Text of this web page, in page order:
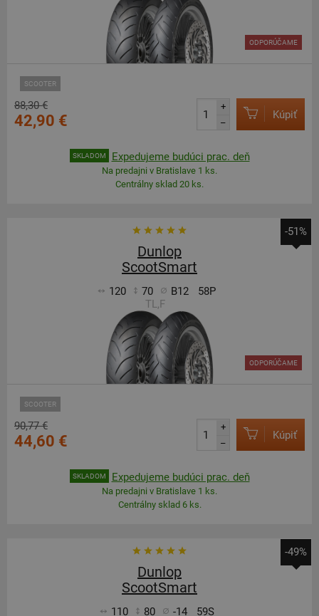
SCOOTER
ODPORÚČAME
88,30 €
42,90 €
+
–
Kúpiť
SKLADOM Expedujeme budúci prac. deň
Na predajni v Bratislave 1 ks.
Centrálny sklad 20 ks.
-51%
Dunlop
ScootSmart
120 70 B12
58P
TL,F
SCOOTER
ODPORÚČAME
90,77 €
44,60 €
+
–
Kúpiť
SKLADOM Expedujeme budúci prac. deň
Na predajni v Bratislave 1 ks.
Centrálny sklad 6 ks.
-49%
Dunlop
ScootSmart
110 80 -14
59S